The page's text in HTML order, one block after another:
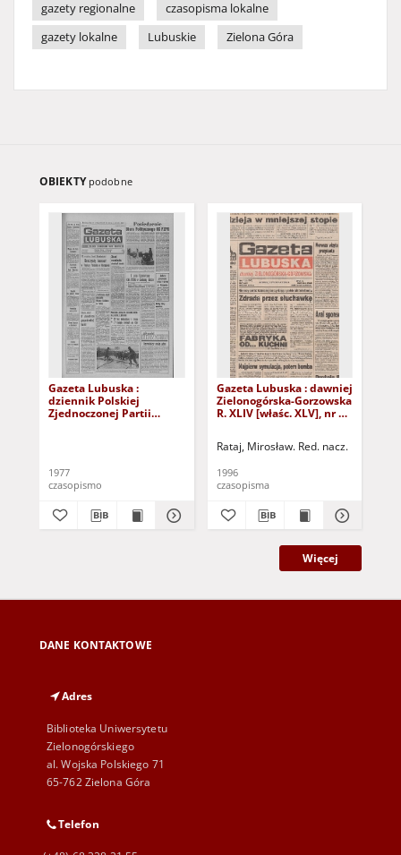
gazety regionalne
czasopisma lokalne
gazety lokalne
Lubuskie Zielona Góra
OBIEKTY podobne
Gazeta Lubuska :
dziennik Polskiej
Zjednoczonej Partii
1977
czasopismo
Gazeta Lubuska : dawniej
Zielonogórska-Gorzowska
R. XLIV [właśc. XLV], nr 52
Rataj, Mirosław. Red. nacz.
1996
czasopisma
Więcej
DANE KONTAKTOWE
Adres
Biblioteka Uniwersytetu
Zielonogórskiego
al. Wojska Polskiego 71
65-762 Zielona Góra
Telefon